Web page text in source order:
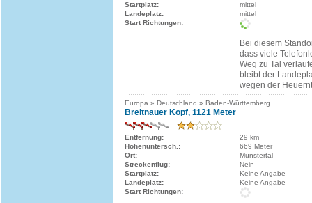
Startplatz:
mittel
Landeplatz:
mittel
Start Richtungen:
Bei diesem
dass viele
Weg zu Tal
bleibt der
wegen der
Europa » Deutschland » Baden-Württemberg
Breitnauer Kopf, 1121 Meter
Entfernung:
29 km
Höhenuntersch.:
669 Meter
Ort:
Münstertal
Streckenflug:
Nein
Startplatz:
Keine Angabe
Landeplatz:
Keine Angabe
Start Richtungen: